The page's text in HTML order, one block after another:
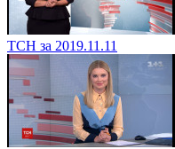
ТСН за 2019.11.11